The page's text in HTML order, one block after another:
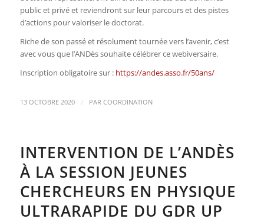
public et privé et reviendront sur leur parcours et des pistes
d’actions pour valoriser le doctorat.
Riche de son passé et résolument tournée vers l’avenir, c’est
avec vous que l’ANDès souhaite célébrer ce webiversaire.
Inscription obligatoire sur : https://andes.asso.fr/50ans/
13 OCTOBRE 2020 / PAR COORDINATION
INTERVENTION DE L’ANDÈS
À LA SESSION JEUNES
CHERCHEURS EN PHYSIQUE
ULTRARAPIDE DU GDR UP